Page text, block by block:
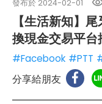
發布於 2024-02-01
【生活新知】
換現金交易平台
#Facebook #PTT
分享給朋友